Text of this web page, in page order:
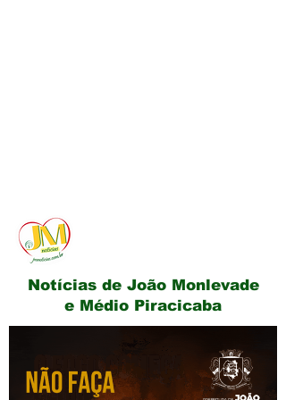
Notícias de João Monlevade
e Médio Piracicaba